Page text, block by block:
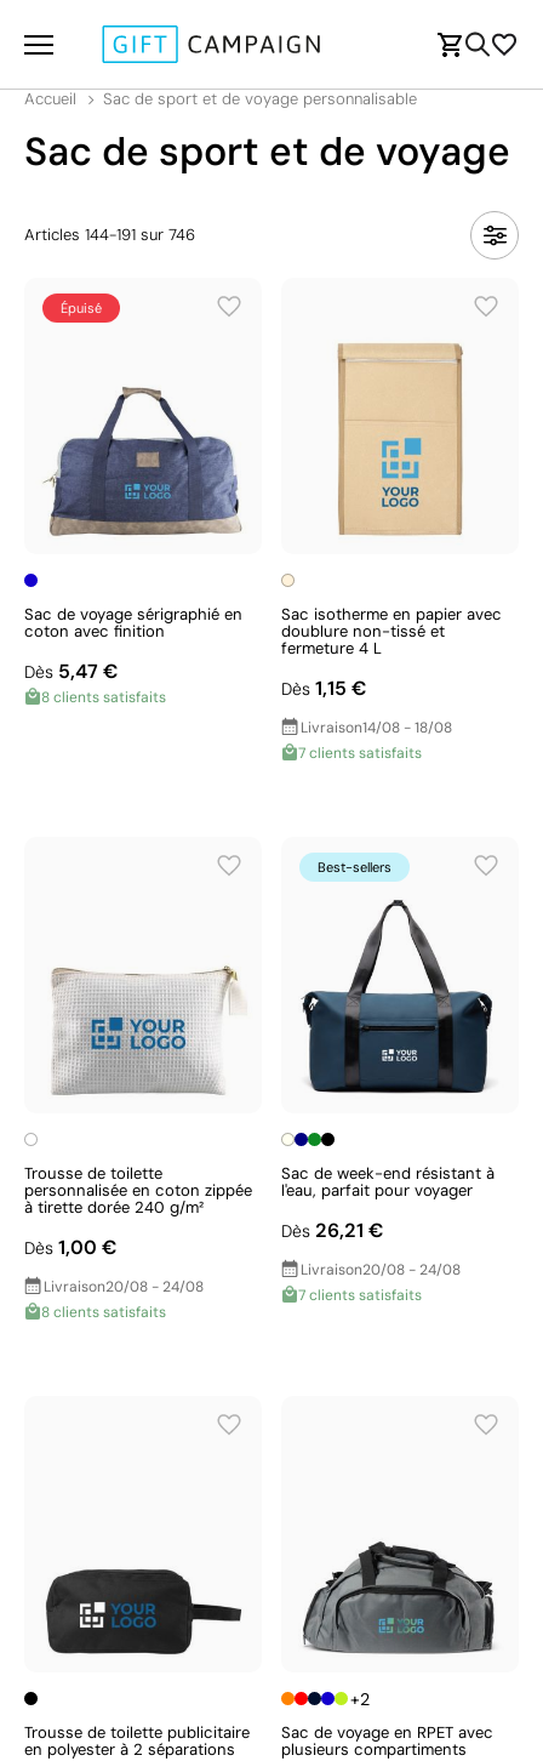
Accueil Sac de sport et de voyage personnalisable
Sac de sport et de voyage
Articles 144-191 sur 746
Épuisé
Sac de voyage sérigraphié en
coton avec finition
Dès 5,47 €
8 clients satisfaits
Sac isotherme en papier avec
doublure non-tissé et
fermeture 4 L
Dès 1,15 €
Livraison14/08 - 18/08
7 clients satisfaits
Trousse de toilette
personnalisée en coton zippée
à tirette dorée 240 g/m²
Dès 1,00 €
Livraison20/08 - 24/08
8 clients satisfaits
Best-sellers
Sac de week-end résistant à
l'eau, parfait pour voyager
Dès 26,21 €
Livraison20/08 - 24/08
7 clients satisfaits
Trousse de toilette publicitaire
en polyester à 2 séparations
+2
Sac de voyage en RPET avec
plusieurs compartiments